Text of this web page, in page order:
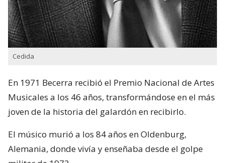
Cedida
En 1971 Becerra recibió el Premio Nacional de Artes
Musicales a los 46 años, transformándose en el más
joven de la historia del galardón en recibirlo.
El músico murió a los 84 años en Oldenburg,
Alemania, donde vivía y enseñaba desde el golpe